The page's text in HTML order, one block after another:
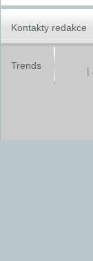
Kontakty redakce
Trends |